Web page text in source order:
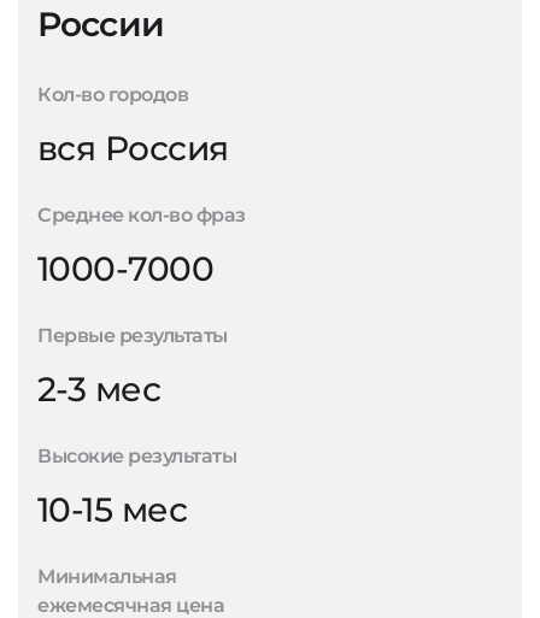
России
Кол-во городов
вся Россия
Среднее кол-во фраз
1000-7000
Первые результаты
2-3 мес
Высокие результаты
10-15 мес
Минимальная
ежемесячная цена